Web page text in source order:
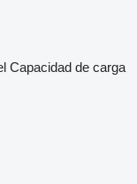
Capacidad de carga